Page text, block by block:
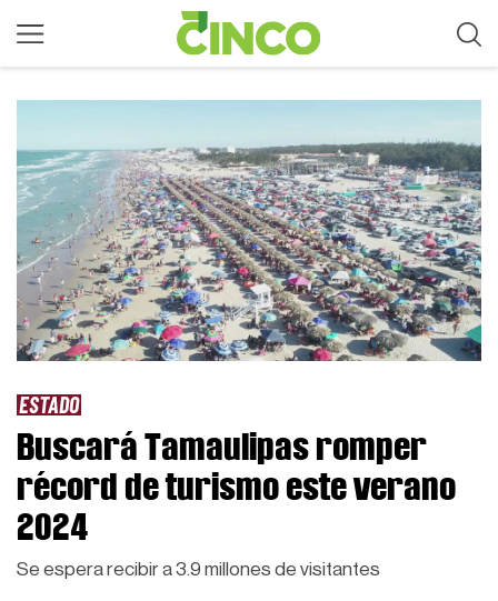
ESTADO
Buscará Tamaulipas romper
récord de turismo este verano
2024
Se espera recibir a 3.9 millones de visitantes